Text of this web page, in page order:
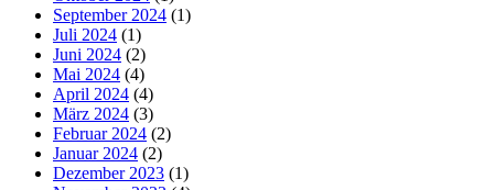
September 2024 (1)
Juli 2024 (1)
Juni 2024 (2)
Mai 2024 (4)
April 2024 (4)
März 2024 (3)
Februar 2024 (2)
Januar 2024 (2)
Dezember 2023 (1)